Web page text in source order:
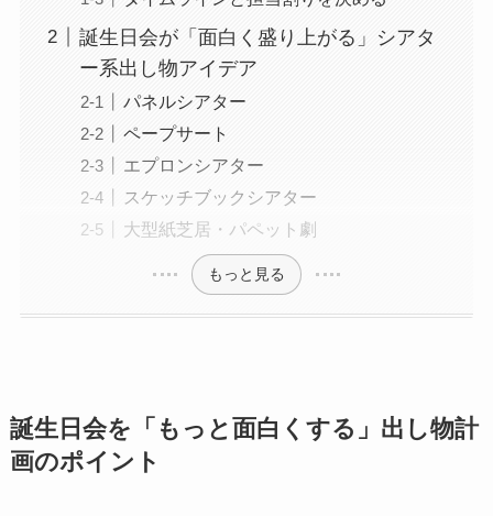
誕生日会が「面白く盛り上がる」シアタ
ー系出し物アイデア
パネルシアター
ペープサート
エプロンシアター
スケッチブックシアター
大型紙芝居・パペット劇
もっと見る
誕生日会を「もっと面白くする」出し物計
画のポイント